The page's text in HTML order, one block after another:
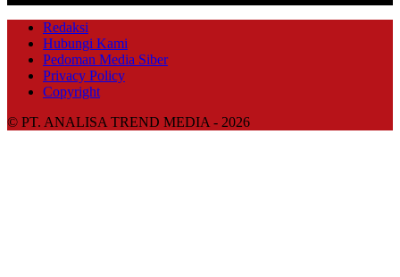
Redaksi
Hubungi Kami
Pedoman Media Siber
Privacy Policy
Copyright
© PT. ANALISA TREND MEDIA - 2026